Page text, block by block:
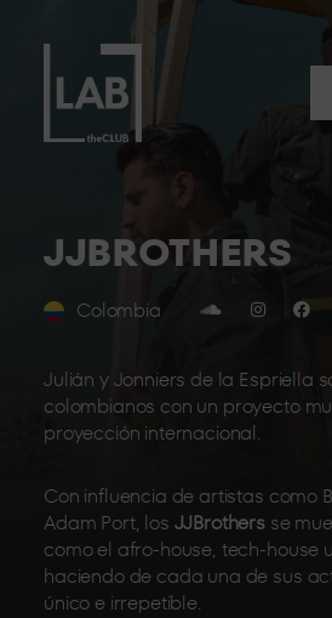
JJBROTHERS
Colombia
Julián y Jonniers de la Espriella
colombianos con un proyecto
proyección internacional.
Con influencia de artistas como
Adam Port, los JJBrothers se
como el afro-house, tech-house
haciendo de cada una de sus
único e irrepetible.